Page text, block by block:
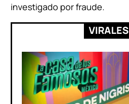
investigado por fraude.
VIRALES